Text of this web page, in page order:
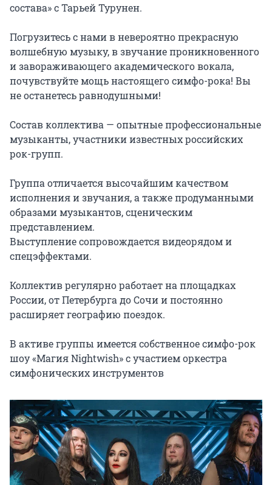
состава» с Тарьей Турунен.
Погрузитесь с нами в невероятно прекрасную
волшебную музыку, в звучание проникновенного
и завораживающего академического вокала,
почувствуйте мощь настоящего симфо-рока! Вы
не останетесь равнодушными!
Состав коллектива — опытные профессиональные
музыканты, участники известных российских
рок-групп.
Группа отличается высочайшим качеством
исполнения и звучания, а также продуманными
образами музыкантов, сценическим
представлением.
Выступление сопровождается видеорядом и
спецэффектами.
Коллектив регулярно работает на площадках
России, от Петербурга до Сочи и постоянно
расширяет географию поездок.
В активе группы имеется собственное симфо-рок
шоу «Магия Nightwish» с участием оркестра
симфонических инструментов